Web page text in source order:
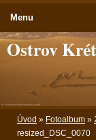
Ostrov
Úvod » Fotoalbum »
resized_DSC_0070
Menu